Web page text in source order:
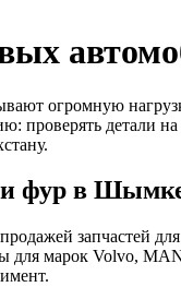
огромную
проверять детали
и фур в
запчастей
для марок Volvo,